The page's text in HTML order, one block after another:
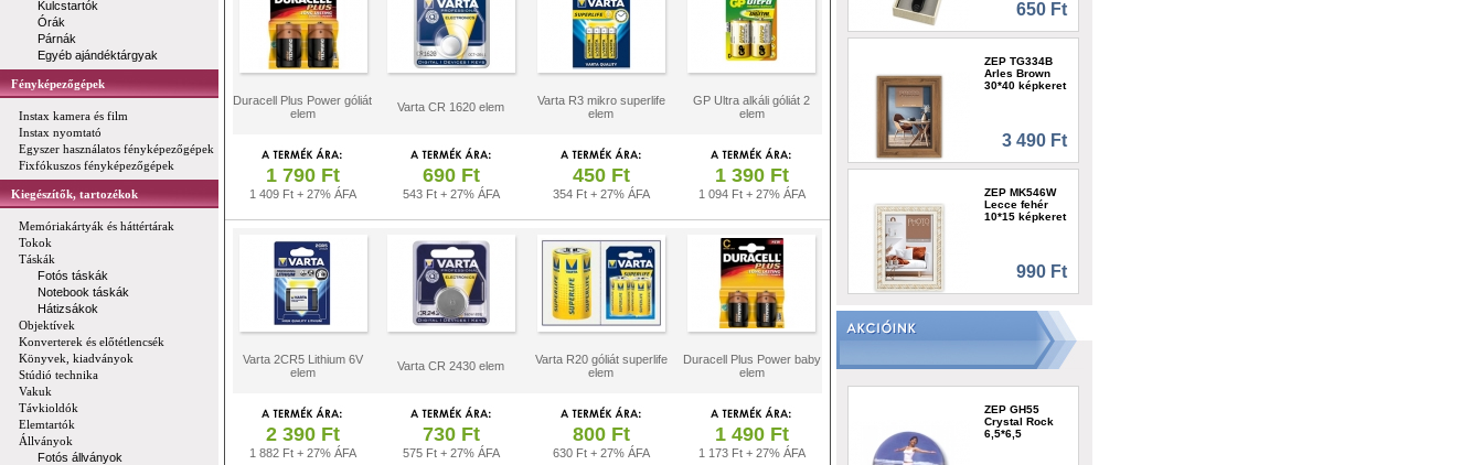
Kulcstartók
Órák
Párnák
Egyéb ajándéktárgyak
Fényképezőgépek
Instax kamera és film
Instax nyomtató
Egyszer használatos fényképezőgépek
Fixfókuszos fényképezőgépek
Kiegészítők, tartozékok
Memóriakártyák és háttértárak
Tokok
Táskák
Fotós táskák
Notebook táskák
Hátizsákok
Objektívek
Konverterek és előtétlencsék
Könyvek, kiadványok
Stúdió technika
Vakuk
Távkioldók
Elemtartók
Állványok
Fotós állványok
Duracell Plus Power góliát
elem
Varta CR 1620 elem
Varta R3 mikro superlife
elem
GP Ultra alkáli góliát 2
elem
1 790 Ft
1 409 Ft + 27% ÁFA
690 Ft
543 Ft + 27% ÁFA
450 Ft
354 Ft + 27% ÁFA
1 390 Ft
1 094 Ft + 27% ÁFA
Varta 2CR5 Lithium 6V
elem
Varta CR 2430 elem
Varta R20 góliát superlife
elem
Duracell Plus Power baby
elem
2 390 Ft
1 882 Ft + 27% ÁFA
730 Ft
575 Ft + 27% ÁFA
800 Ft
630 Ft + 27% ÁFA
1 490 Ft
1 173 Ft + 27% ÁFA
650 Ft
ZEP TG334B
Arles Brown
30*40 képkeret
3 490 Ft
ZEP MK546W
Lecce fehér
10*15 képkeret
990 Ft
ZEP GH55
Crystal Rock
6,5*6,5